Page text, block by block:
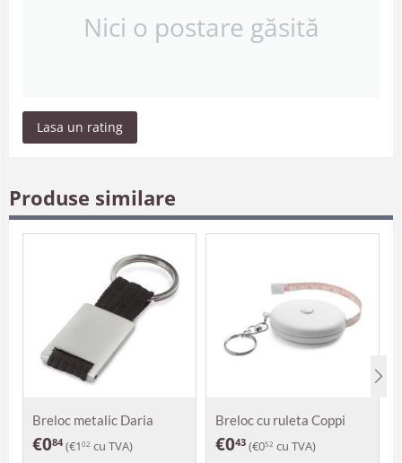
Nici o postare găsită
Lasa un rating
Produse similare
Breloc metalic Daria
€084 (€1 02 cu TVA)
Breloc cu ruleta Coppi
€043 (€052 cu TVA)